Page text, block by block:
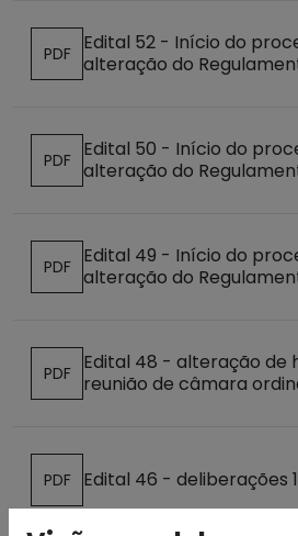
Abre num novo separador
PDF
Edital 52 - Início do
alteração do
Abre num novo separador
PDF
Edital 50 - Início do
alteração do
Abre num novo separador
PDF
Edital 49 - Início do
alteração do
Abre num novo separador
PDF
Edital 48 - alteração de
reunião de câmara
Abre num novo separador
PDF Edital 46 - deliberações